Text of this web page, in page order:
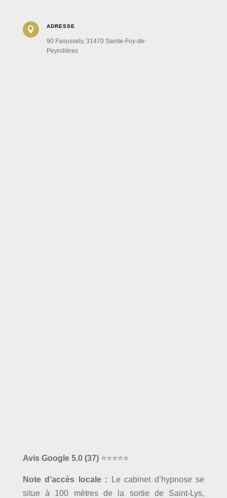
 ADRESSE
90 Faoussely, 31470 Sainte-Foy-de-
Peyrolières
Avis Google 5.0 (37)⭐⭐⭐⭐⭐
Note d’accès locale : Le cabinet d’hypnose se
situe à 100 mètres de la sortie de Saint-Lys,